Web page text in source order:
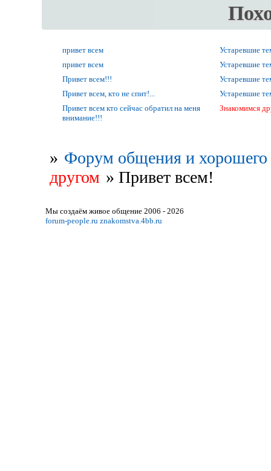
привет всем
Устаревшие
привет всем
Устаревшие
Привет всем!!!
Устаревшие
Привет всем, кто не спит!...
Устаревшие
Привет всем кто сейчас обратил на меня
внимание!!!
Знакомимся
» Форум общения и хорошего
другом » Привет всем!
Мы создаём живое общение 2006 - 2026
forum-people.ru znakomstva.4bb.ru